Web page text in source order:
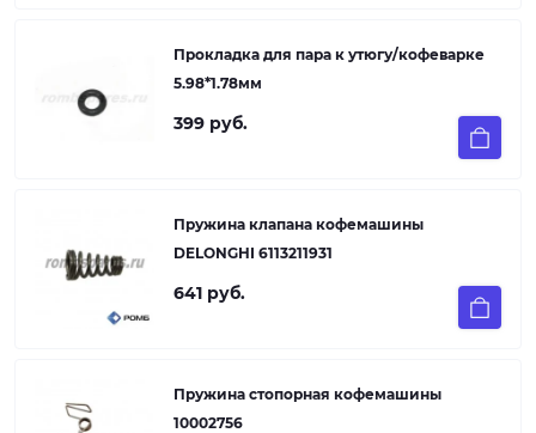
Прокладка для пара к утюгу/кофеварке
5.98*1.78мм
399 руб.
Пружина клапана кофемашины
DELONGHI 6113211931
641 руб.
Пружина стопорная кофемашины
10002756